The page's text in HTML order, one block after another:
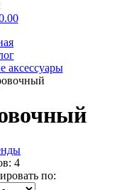
аксессуары
4
по: